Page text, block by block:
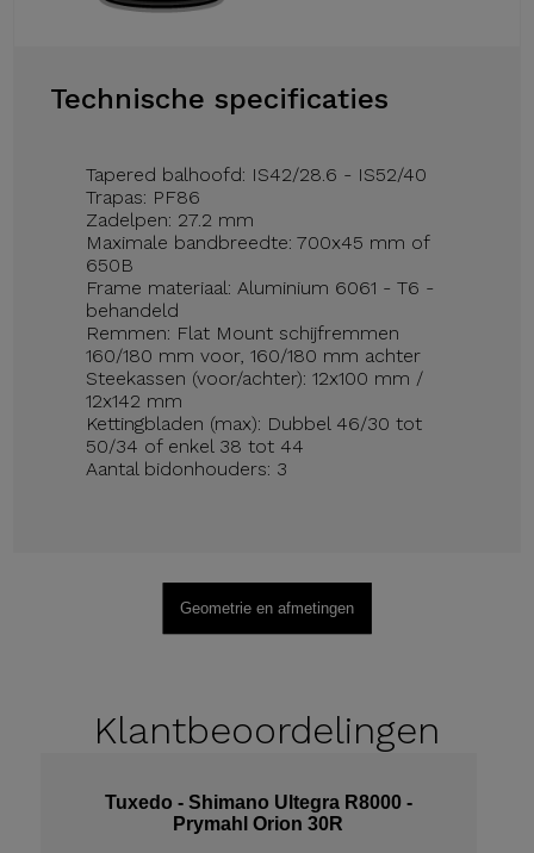
Technische specificaties
Tapered balhoofd: IS42/28.6 - IS52/40
Trapas: PF86
Zadelpen: 27.2 mm
Maximale bandbreedte: 700x45 mm of
650B
Frame materiaal: Aluminium 6061 - T6 -
behandeld
Remmen: Flat Mount schijfremmen
160/180 mm voor, 160/180 mm achter
Steekassen (voor/achter): 12x100 mm /
12x142 mm
Kettingbladen (max): Dubbel 46/30 tot
50/34 of enkel 38 tot 44
Aantal bidonhouders: 3
Geometrie en afmetingen
Klantbeoordelingen
Tuxedo - Shimano Ultegra R8000 -
Prymahl Orion 30R